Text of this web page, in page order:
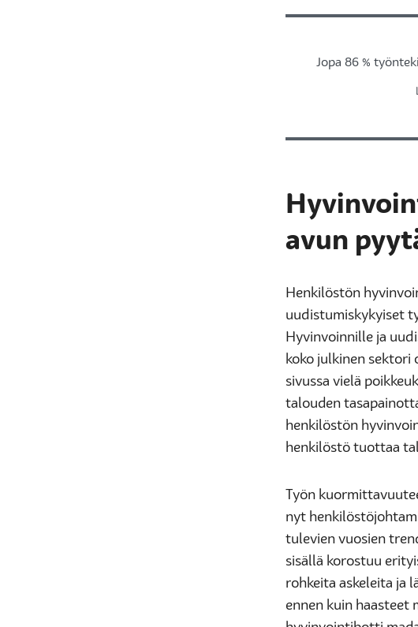
Jopa 86 %
avun
Henkilöstön
uudistumiskykyiset
Hyvinvoinnille ja
koko julkinen sektori
sivussa vielä
talouden
henkilöstön
henkilöstö tuottaa
Työn
nyt
tulevien vuosien
sisällä korostuu
rohkeita askeleita ja
ennen kuin haasteet